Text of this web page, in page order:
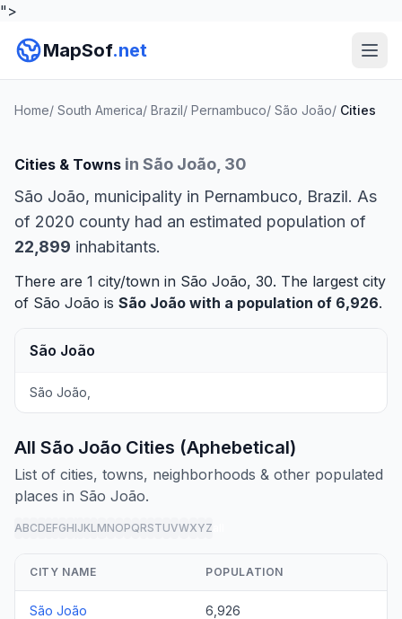
">
MapSof.net
Home/ South America/ Brazil/ Pernambuco/ São João/ Cities
Cities & Towns in São João, 30
São João, municipality in Pernambuco, Brazil. As
of 2020 county had an estimated population of
22,899 inhabitants.
There are 1 city/town in São João, 30. The largest city
of São João is São João with a population of 6,926.
São João
São João,
All São João Cities (Aphebetical)
List of cities, towns, neighborhoods & other populated
places in São João.
ABCDEFGHIJKLMNOPQRSTUVWXYZ
CITY NAME POPULATION
São João 6,926